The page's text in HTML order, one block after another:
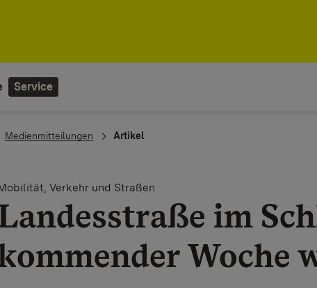
Service
Medienmitteilungen Artikel
Verkehr und Straßen
im
Woche